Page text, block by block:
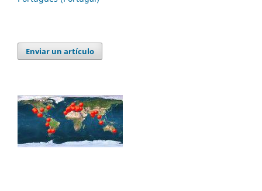
Enviar un artículo